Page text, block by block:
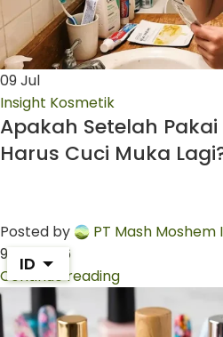
09Jul
Insight Kosmetik
Apakah Setelah
Harus Cuci Muka
Posted by
PT Mash Moshem
9 Juli 2026
Continue reading
ID